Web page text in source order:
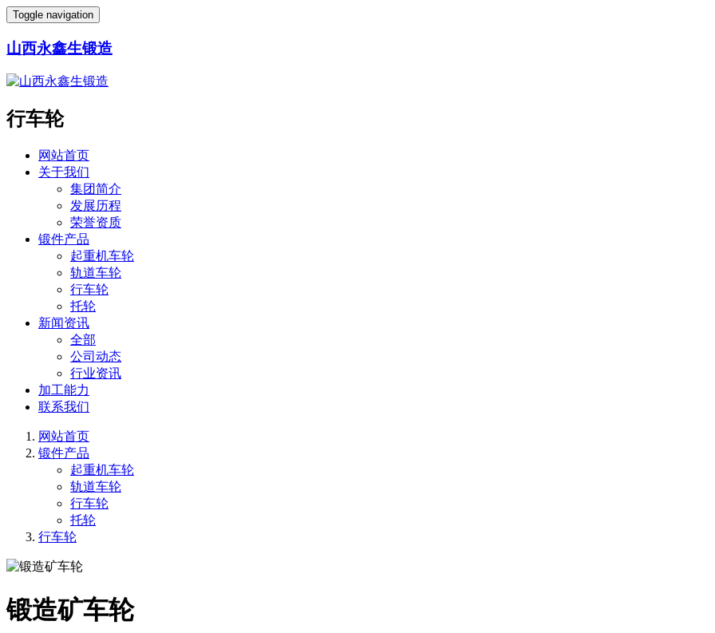
Toggle navigation
山西永鑫生锻造
行车轮
网站首页
关于我们
集团简介
发展历程
荣誉资质
锻件产品
起重机车轮
轨道车轮
行车轮
托轮
新闻资讯
全部
公司动态
行业资讯
加工能力
联系我们
网站首页
锻件产品
起重机车轮
轨道车轮
行车轮
托轮
行车轮
锻造矿车轮